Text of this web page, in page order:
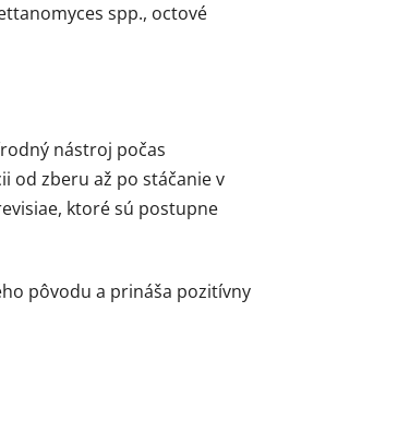
spp., octové
nástroj počas
od zberu až po stáčanie v
ktoré sú postupne
pôvodu a prináša pozitívny